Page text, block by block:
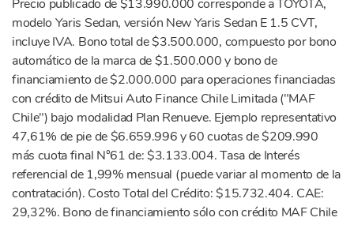
Precio publicado de $13.990.000 corresponde a TOYOTA,
modelo Yaris Sedan, versión New Yaris Sedan E 1.5 CVT,
incluye IVA. Bono total de $3.500.000, compuesto por bono
automático de la marca de $1.500.000 y bono de
financiamiento de $2.000.000 para operaciones financiadas
con crédito de Mitsui Auto Finance Chile Limitada ("MAF
Chile") bajo modalidad Plan Renueve. Ejemplo representativo
47,61% de pie de $6.659.996 y 60 cuotas de $209.990
más cuota final N°61 de: $3.133.004. Tasa de Interés
referencial de 1,99% mensual (puede variar al momento de la
contratación). Costo Total del Crédito: $15.732.404. CAE:
29,32%. Bono de financiamiento sólo con crédito MAF Chile